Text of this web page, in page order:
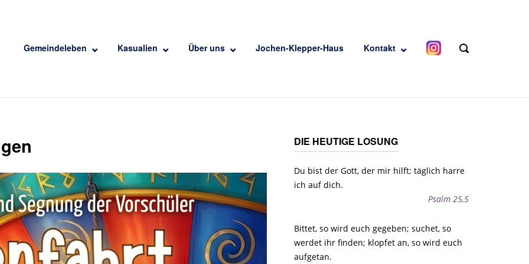
Gemeindeleben Kasualien Über uns Jochen-Klepper-Haus Kontakt
OPEN
DIE HEUTIGE LOSUNG
Du bist der Gott, der mir hilft; täglich harre
ich auf dich.
Psalm 25,5
Bittet, so wird euch gegeben; suchet, so
werdet ihr finden; klopfet an, so wird euch
aufgetan.